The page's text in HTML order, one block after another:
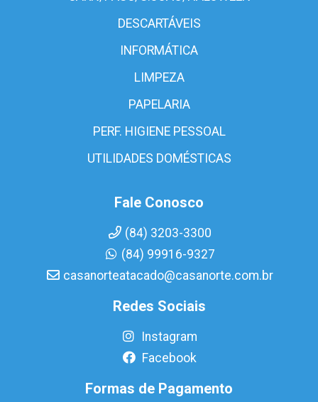
DESCARTÁVEIS
INFORMÁTICA
LIMPEZA
PAPELARIA
PERF. HIGIENE PESSOAL
UTILIDADES DOMÉSTICAS
Fale Conosco
(84) 3203-3300
(84) 99916-9327
casanorteatacado@casanorte.com.br
Redes Sociais
Instagram
Facebook
Formas de Pagamento